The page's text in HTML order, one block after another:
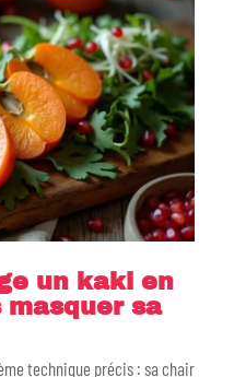
un kaki en
masquer sa
technique précis : sa chair